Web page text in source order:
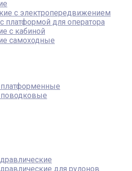
с электропередвижением
платформой для оператора
с кабиной
самоходные
платформенные
поводковые
для рулонов